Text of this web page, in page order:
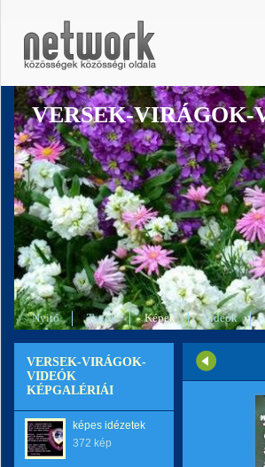
VERSEK-VIRÁGOK-
Nyitó Tagok Képek Videók
VERSEK-VIRÁGOK-
VIDEÓK
KÉPGALÉRIÁI
képes idézetek
372 kép